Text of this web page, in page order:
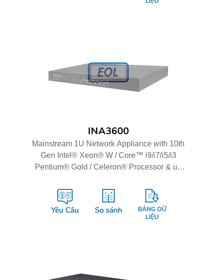
INA3600
Mainstream 1U Network Appliance with 10th
Gen Intel® Xeon® W / Core™ i9/i7/i5/i3
Pentium® Gold / Celeron® Processor & up